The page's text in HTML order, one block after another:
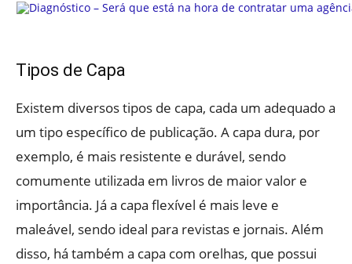
Tipos de Capa
Existem diversos tipos de capa, cada um adequado a
um tipo específico de publicação. A capa dura, por
exemplo, é mais resistente e durável, sendo
comumente utilizada em livros de maior valor e
importância. Já a capa flexível é mais leve e
maleável, sendo ideal para revistas e jornais. Além
disso, há também a capa com orelhas, que possui